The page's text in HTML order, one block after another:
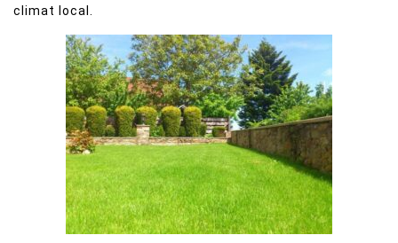
climat local.